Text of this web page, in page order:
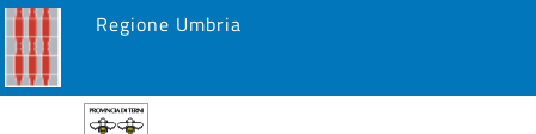
Regione Umbria